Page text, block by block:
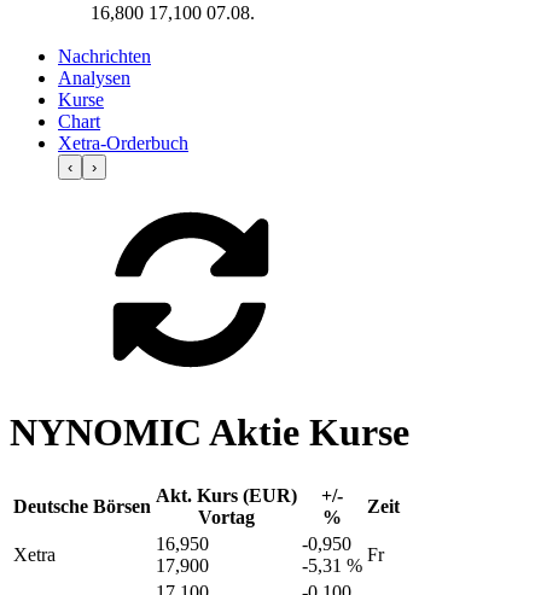
16,800 17,100 07.08.
Nachrichten
Analysen
Kurse
Chart
Xetra-Orderbuch
‹ ›
NYNOMIC Aktie Kurse
Deutsche Börsen
Akt. Kurs (EUR)
Vortag
+/-
%
Zeit
Xetra
16,950
17,900
-0,950
-5,31 %
Fr